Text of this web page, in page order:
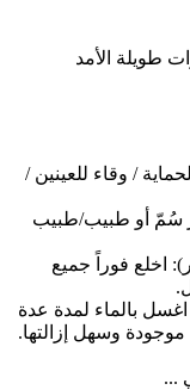
طويلة الأمد
/ وقاء للعينين /
سُمّ أو طبيب/طبيب
اخلع فوراً جميع
بالماء لمدة عدة
وسهل إزالتها.
...